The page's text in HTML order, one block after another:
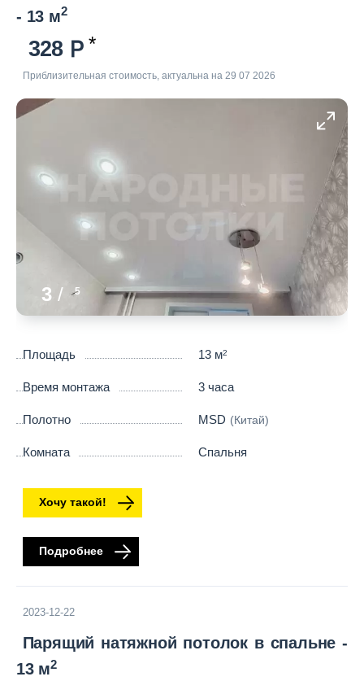
- 13 м2
328
Приблизительная стоимость, актуальна на 29 07 2026
3 / 5
Площадь 13 м2
Время монтажа 3 часа
Полотно MSD (Китай)
Комната Спальня
Хочу такой!
Подробнее
2023-12-22
Парящий натяжной потолок в спальне -
13 м2